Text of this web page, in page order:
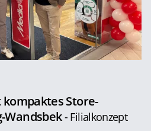
Store-
Wandsbek- Filialkonzept